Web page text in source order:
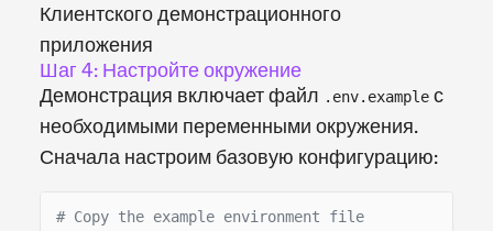
Клиентского демонстрационного
приложения
Шаг 4: Настройте окружение
Демонстрация включает файл .env.example с
необходимыми переменными окружения.
Сначала настроим базовую конфигурацию:
# Copy the example environment file